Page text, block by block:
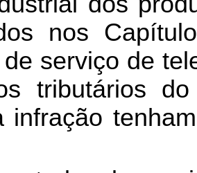
nos
serviço de
tributários
infração